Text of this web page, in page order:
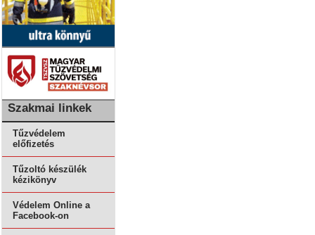
Szakmai linkek
Tűzvédelem
előfizetés
Tűzoltó készülék
kézikönyv
Védelem Online a
Facebook-on